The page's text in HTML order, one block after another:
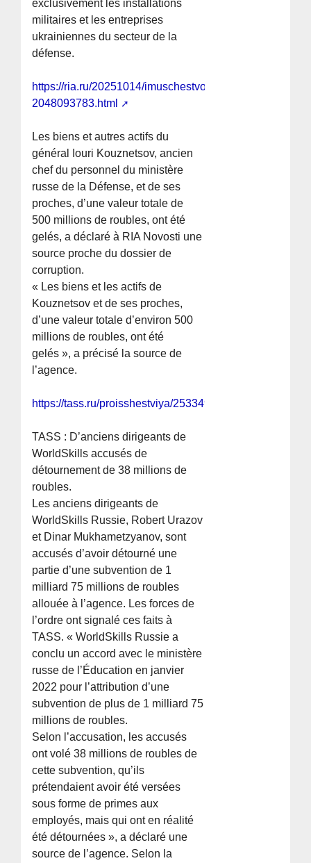
exclusivement les installations
militaires et les entreprises
ukrainiennes du secteur de la
défense.
https://ria.ru/20251014/imuschestvo-
2048093783.html
Les biens et autres actifs du
général Iouri Kouznetsov, ancien
chef du personnel du ministère
russe de la Défense, et de ses
proches, d’une valeur totale de
500 millions de roubles, ont été
gelés, a déclaré à RIA Novosti une
source proche du dossier de
corruption.
« Les biens et les actifs de
Kouznetsov et de ses proches,
d’une valeur totale d’environ 500
millions de roubles, ont été
gelés », a précisé la source de
l’agence.
https://tass.ru/proisshestviya/25334967
TASS : D’anciens dirigeants de
WorldSkills accusés de
détournement de 38 millions de
roubles.
Les anciens dirigeants de
WorldSkills Russie, Robert Urazov
et Dinar Mukhametzyanov, sont
accusés d’avoir détourné une
partie d’une subvention de 1
milliard 75 millions de roubles
allouée à l’agence. Les forces de
l’ordre ont signalé ces faits à
TASS. « WorldSkills Russie a
conclu un accord avec le ministère
russe de l’Éducation en janvier
2022 pour l’attribution d’une
subvention de plus de 1 milliard 75
millions de roubles.
Selon l’accusation, les accusés
ont volé 38 millions de roubles de
cette subvention, qu’ils
prétendaient avoir été versées
sous forme de primes aux
employés, mais qui ont en réalité
été détournées », a déclaré une
source de l’agence. Selon la